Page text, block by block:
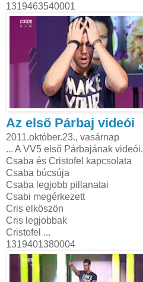
1319463540001
Az első Párbaj videói
2011.október.23., vasárnap
... A VV5 első Párbajának videói.
Csaba és Cristofel kapcsolata
Csaba búcsúja
Csaba legjobb pillanatai
Csabi megérkezett
Cris elköszön
Cris legjobbak
Cristofel ...
1319401380004